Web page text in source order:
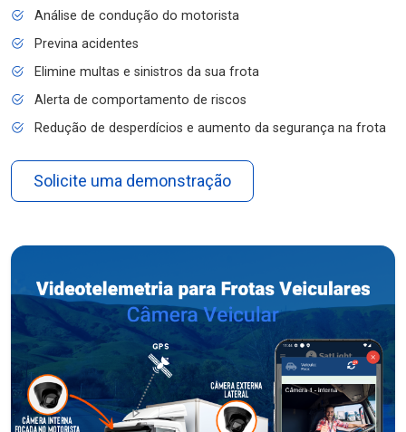
Análise de condução do motorista
Previna acidentes
Elimine multas e sinistros da sua frota
Alerta de comportamento de riscos
Redução de desperdícios e aumento da segurança na frota
Solicite uma demonstração